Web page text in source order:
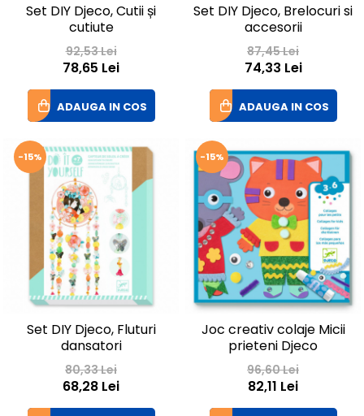
Set DIY Djeco, Cutii și
cutiute
92,53 Lei
78,65 Lei
ADAUGA IN COS
Set DIY Djeco, Brelocuri si
accesorii
87,45 Lei
74,33 Lei
ADAUGA IN COS
-15%
Set DIY Djeco, Fluturi
dansatori
80,33 Lei
68,28 Lei
-15%
Joc creativ colaje Micii
prieteni Djeco
96,60 Lei
82,11 Lei